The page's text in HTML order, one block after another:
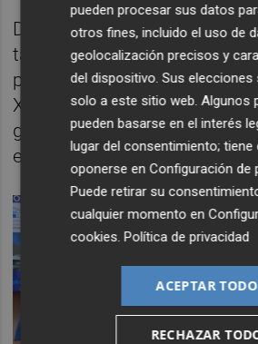
Durante el acto, Bartual ha
también su voluntad de
proyecto político y social de
Xirivella, apostando por dar
grandes iniciativas
en el municipio.
pueden procesar sus datos
otros fines, incluido el uso de
geolocalización precisos y
del dispositivo. Sus elecciones
solo a este sitio web. Algunos
pueden basarse en el interés
lugar del consentimiento; tiene
oponerse enConfiguración de
Puede retirar su
cualquier momento en
cookies .Política de privacidad
ACEPTAR TODO
RECHAZAR